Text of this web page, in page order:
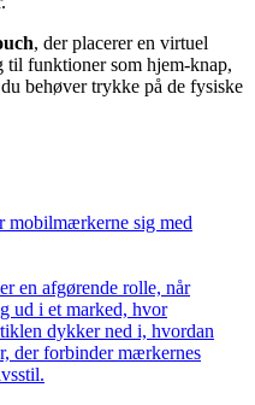
, der placerer en virtuel
til funktioner som hjem-knap,
behøver trykke på de fysiske
mobilmærkerne sig med
en afgørende rolle, når
ud i et marked, hvor
dykker ned i, hvordan
der forbinder mærkernes